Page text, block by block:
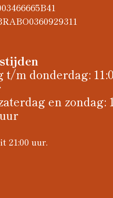
t/m donderdag:
en zondag:
21:00 uur.